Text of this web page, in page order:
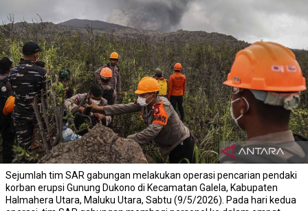
Sejumlah tim SAR gabungan melakukan operasi pencarian pendaki
korban erupsi Gunung Dukono di Kecamatan Galela, Kabupaten
Halmahera Utara, Maluku Utara, Sabtu (9/5/2026). Pada hari kedua